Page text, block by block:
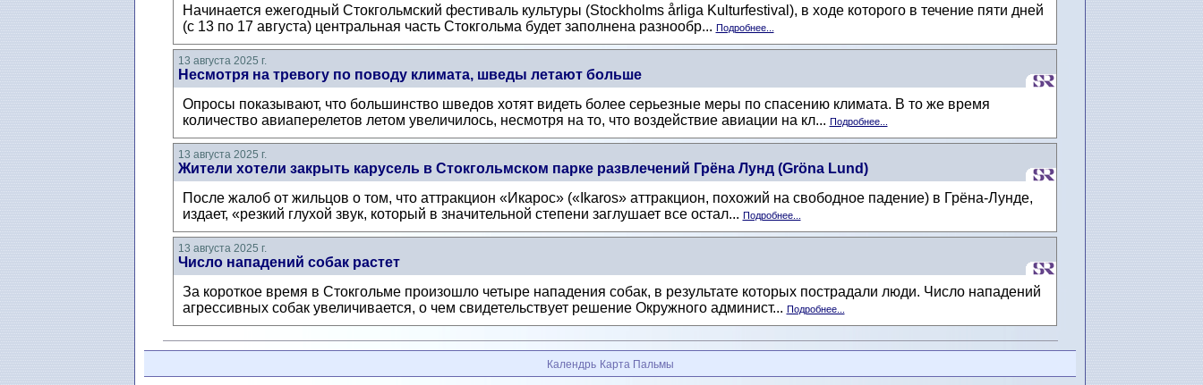
Начинается ежегодный Стокгольмский фестиваль культуры (Stockholms årliga Kulturfestival), в ходе которого в течение пяти дней
(с 13 по 17 августа) центральная часть Стокгольма будет заполнена разнообр... Подробнее...
13 августа 2025 г.
Несмотря на тревогу по поводу климата, шведы летают больше
Опросы показывают, что большинство шведов хотят видеть более серьезные меры по спасению климата. В то же время
количество авиаперелетов летом увеличилось, несмотря на то, что воздействие авиации на кл... Подробнее...
13 августа 2025 г.
Жители хотели закрыть карусель в Стокгольмском парке развлечений Грёна Лунд (Gröna Lund)
После жалоб от жильцов о том, что аттракцион «Икарос» («Ikaros» аттракцион, похожий на свободное падение) в Грёна-Лунде,
издает, «резкий глухой звук, который в значительной степени заглушает все остал... Подробнее...
13 августа 2025 г.
Число нападений собак растет
За короткое время в Стокгольме произошло четыре нападения собак, в результате которых пострадали люди. Число нападений
агрессивных собак увеличивается, о чем свидетельствует решение Окружного админист... Подробнее...
Календрь Карта Пальмы